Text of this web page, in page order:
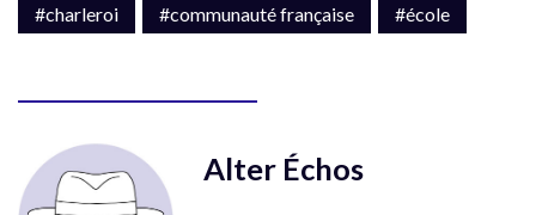
#charleroi #communauté française #école
Alter Échos